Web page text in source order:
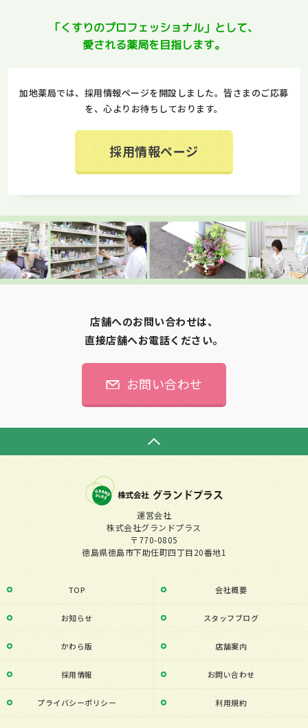
「くすりのプロフェッショナル」として、
愛される薬局を目指します。
加地薬局では、採用情報ページを開設しました。皆さまのご応募
を、心よりお待ちしております。
採用情報ページ
店舗へのお問い合わせは、
直接店舗へお電話ください。
お問い合わせ
運営会社
株式会社グランドプラス
〒770-0805
徳島県徳島市下助任町四丁目20番地1
TOP 会社概要
お知らせ スタッフブログ
かわら版 店舗案内
採用情報 お問い合わせ
プライバシーポリシー 利用規約